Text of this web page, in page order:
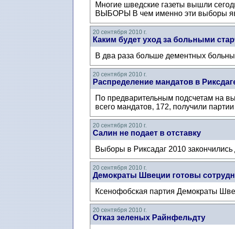
Многие шведские газеты вышли
ВЫБОРЫ В чем именно эти выборы
20 сентября 2010 г.
Каким будет уход за больными
В два раза больше дементных
20 сентября 2010 г.
Распределение мандатов в
По предварительным подсчетам на
всего мандатов, 172, получили
20 сентября 2010 г.
Салин не подает в отставку
Выборы в Риксадаг 2010
20 сентября 2010 г.
Демократы Швеции готовы
Ксенофобская партия Демократы
20 сентября 2010 г.
Отказ зеленых Райнфельдту